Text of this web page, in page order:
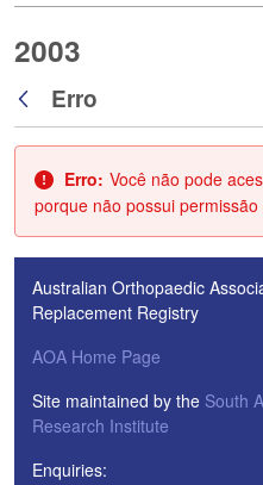
2003
Voltar
Erro
Erro: Você não pode
porque não possui
Australian Orthopaedic
Replacement Registry
AOA Home Page
Site maintained by the South
Research Institute
Enquiries: